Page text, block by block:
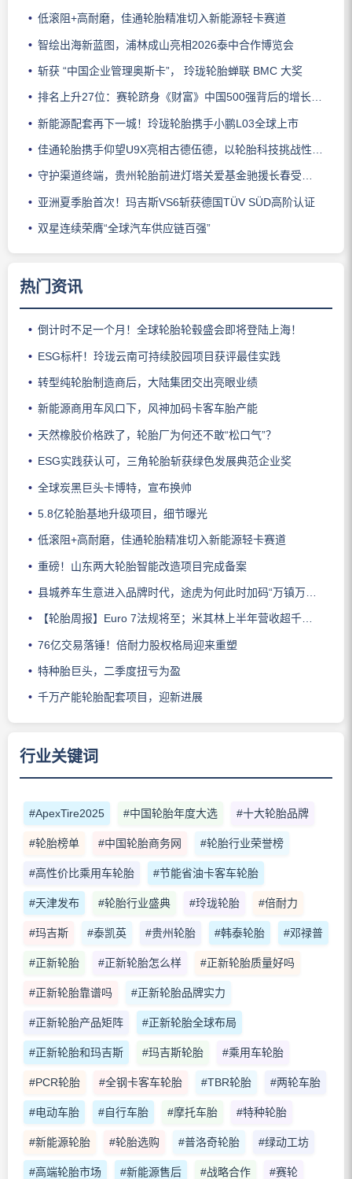
低滚阻+高耐磨，佳通轮胎精准切入新能源轻卡赛道
智绘出海新蓝图，浦林成山亮相2026泰中合作博览会
斩获 “中国企业管理奥斯卡”， 玲珑轮胎蝉联 BMC 大奖
排名上升27位：赛轮跻身《财富》中国500强背后的增长逻辑
新能源配套再下一城！玲珑轮胎携手小鹏L03全球上市
佳通轮胎携手仰望U9X亮相古德伍德，以轮胎科技挑战性能边界
守护渠道终端，贵州轮胎前进灯塔关爱基金驰援长春受灾门店
亚洲夏季胎首次！玛吉斯VS6斩获德国TÜV SÜD高阶认证
双星连续荣膺“全球汽车供应链百强”
热门资讯
倒计时不足一个月！全球轮胎轮毂盛会即将登陆上海！
ESG标杆！玲珑云南可持续胶园项目获评最佳实践
转型纯轮胎制造商后，大陆集团交出亮眼业绩
新能源商用车风口下，风神加码卡客车胎产能
天然橡胶价格跌了，轮胎厂为何还不敢“松口气”？
ESG实践获认可，三角轮胎斩获绿色发展典范企业奖
全球炭黑巨头卡博特，宣布换帅
5.8亿轮胎基地升级项目，细节曝光
低滚阻+高耐磨，佳通轮胎精准切入新能源轻卡赛道
重磅！山东两大轮胎智能改造项目完成备案
县城养车生意进入品牌时代，途虎为何此时加码“万镇万店”？
【轮胎周报】Euro 7法规将至；米其林上半年营收超千亿；倍耐力上半年盈利稳增；龙星炭黑斩获欧洲近万吨订单
76亿交易落锤！倍耐力股权格局迎来重塑
特种胎巨头，二季度扭亏为盈
千万产能轮胎配套项目，迎新进展
行业关键词
#ApexTire2025 #中国轮胎年度大选 #十大轮胎品牌
#轮胎榜单 #中国轮胎商务网 #轮胎行业荣誉榜
#高性价比乘用车轮胎 #节能省油卡客车轮胎
#天津发布 #轮胎行业盛典 #玲珑轮胎 #倍耐力
#玛吉斯 #泰凯英 #贵州轮胎 #韩泰轮胎 #邓禄普
#正新轮胎 #正新轮胎怎么样 #正新轮胎质量好吗
#正新轮胎靠谱吗 #正新轮胎品牌实力
#正新轮胎产品矩阵 #正新轮胎全球布局
#正新轮胎和玛吉斯 #玛吉斯轮胎 #乘用车轮胎
#PCR轮胎 #全钢卡客车轮胎 #TBR轮胎 #两轮车胎
#电动车胎 #自行车胎 #摩托车胎 #特种轮胎
#新能源轮胎 #轮胎选购 #普洛奇轮胎 #绿动工坊
#高端轮胎市场 #新能源售后 #战略合作 #赛轮